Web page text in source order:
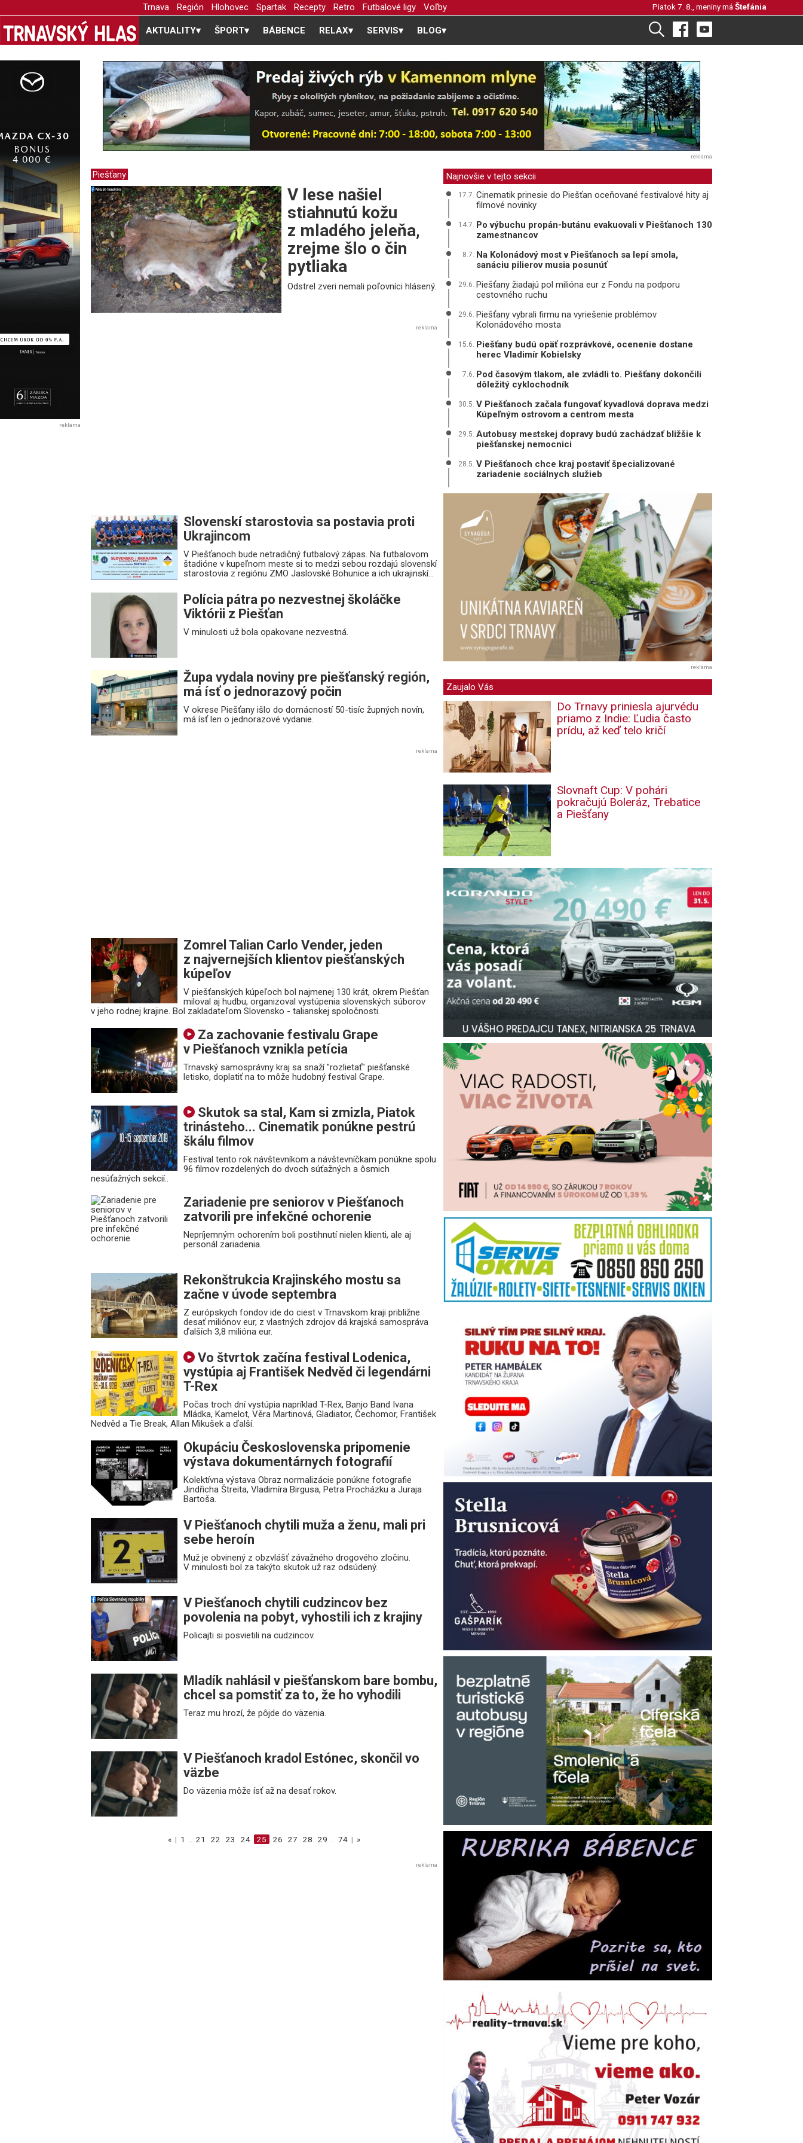
Trnava Región Hlohovec Spartak Recepty Retro Futbalové ligy Voľby Piatok 7. 8., meniny má Štefánia
AKTUALITY▾ ŠPORT▾ BÁBENCE RELAX▾ SERVIS▾ BLOG▾
reklama
Piešťany
V lese našiel
stiahnutú kožu
z mladého jeleňa,
zrejme šlo o čin
pytliaka
Odstrel zveri nemali poľovníci hlásený.
reklama
Slovenskí starostovia sa postavia proti
Ukrajincom
V Piešťanoch bude netradičný futbalový zápas. Na futbalovom
štadióne v kupeľnom meste si to medzi sebou rozdajú slovenskí
starostovia z regiónu ZMO Jaslovské Bohunice a ich ukrajinskí...
Polícia pátra po nezvestnej školáčke
Viktórii z Piešťan
V minulosti už bola opakovane nezvestná.
Župa vydala noviny pre piešťanský región,
má ísť o jednorazový počin
V okrese Piešťany išlo do domácností 50-tisíc župných novín,
má ísť len o jednorazové vydanie.
reklama
Zomrel Talian Carlo Vender, jeden
z najvernejších klientov piešťanských
kúpeľov
V piešťanských kúpeľoch bol najmenej 130 krát, okrem Piešťan
miloval aj hudbu, organizoval vystúpenia slovenských súborov
v jeho rodnej krajine. Bol zakladateľom Slovensko - talianskej spoločnosti.
Za zachovanie festivalu Grape
v Piešťanoch vznikla petícia
Trnavský samosprávny kraj sa snaží "rozlietať" piešťanské
letisko, doplatiť na to môže hudobný festival Grape.
Skutok sa stal, Kam si zmizla, Piatok
trinásteho... Cinematik ponúkne pestrú
škálu filmov
Festival tento rok návštevníkom a návštevníčkam ponúkne spolu
96 filmov rozdelených do dvoch súťažných a ôsmich
nesúťažných sekcií..
Zariadenie pre seniorov v Piešťanoch
zatvorili pre infekčné ochorenie
Nepríjemným ochorením boli postihnutí nielen klienti, ale aj
personál zariadenia.
Rekonštrukcia Krajinského mostu sa
začne v úvode septembra
Z európskych fondov ide do ciest v Trnavskom kraji približne
desať miliónov eur, z vlastných zdrojov dá krajská samospráva
ďalších 3,8 milióna eur.
Vo štvrtok začína festival Lodenica,
vystúpia aj František Nedvěd či legendárni
T-Rex
Počas troch dní vystúpia napríklad T-Rex, Banjo Band Ivana
Mládka, Kamelot, Věra Martinová, Gladiator, Čechomor, František
Nedvěd a Tie Break, Allan Mikušek a ďalší.
Okupáciu Československa pripomenie
výstava dokumentárnych fotografií
Kolektívna výstava Obraz normalizácie ponúkne fotografie
Jindřicha Štreita, Vladimíra Birgusa, Petra Procházku a Juraja
Bartoša.
V Piešťanoch chytili muža a ženu, mali pri
sebe heroín
Muž je obvinený z obzvlášť závažného drogového zločinu.
V minulosti bol za takýto skutok už raz odsúdený.
V Piešťanoch chytili cudzincov bez
povolenia na pobyt, vyhostili ich z krajiny
Policajti si posvietili na cudzincov.
Mladík nahlásil v piešťanskom bare bombu,
chcel sa pomstiť za to, že ho vyhodili
Teraz mu hrozí, že pôjde do väzenia.
V Piešťanoch kradol Estónec, skončil vo
väzbe
Do väzenia môže ísť až na desať rokov.
« | 1 .. 21 22 23 24 25 26 27 28 29 .. 74 | »
reklama
Najnovšie v tejto sekcii
17.7. Cinematik prinesie do Piešťan oceňované festivalové hity aj
filmové novinky
14.7. Po výbuchu propán-butánu evakuovali v Piešťanoch 130
zamestnancov
8.7. Na Kolonádový most v Piešťanoch sa lepí smola,
sanáciu pilierov musia posunúť
29.6. Piešťany žiadajú pol milióna eur z Fondu na podporu
cestovného ruchu
29.6. Piešťany vybrali firmu na vyriešenie problémov
Kolonádového mosta
15.6. Piešťany budú opäť rozprávkové, ocenenie dostane
herec Vladimír Kobielsky
7.6. Pod časovým tlakom, ale zvládli to. Piešťany dokončili
dôležitý cyklochodník
30.5. V Piešťanoch začala fungovať kyvadlová doprava medzi
Kúpeľným ostrovom a centrom mesta
29.5. Autobusy mestskej dopravy budú zachádzať bližšie k
piešťanskej nemocnici
28.5. V Piešťanoch chce kraj postaviť špecializované
zariadenie sociálnych služieb
reklama
Zaujalo Vás
Do Trnavy priniesla ajurvédu
priamo z Indie: Ľudia často
prídu, až keď telo kričí
Slovnaft Cup: V pohári
pokračujú Boleráz, Trebatice
a Piešťany
reklama